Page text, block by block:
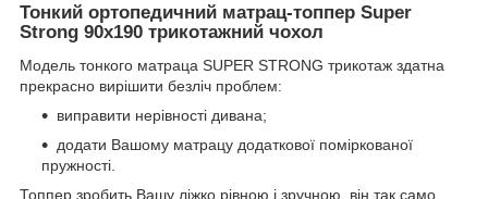
Тонкий ортопедичний матрац-топпер Super
Strong 90x190 трикотажний чохол
Модель тонкого матраца SUPER STRONG трикотаж здатна
прекрасно вирішити безліч проблем:
виправити нерівності дивана;
додати Вашому матрацу додаткової поміркованої
пружності.
Топпер зробить Вашу ліжко рівною і зручною, він так само